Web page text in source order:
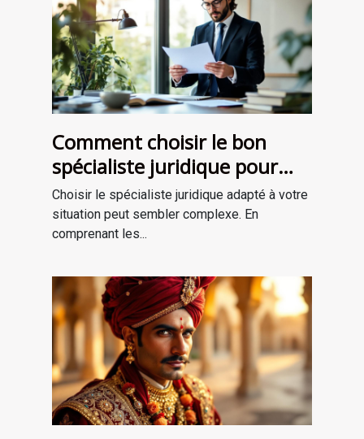
Comment choisir le bon
spécialiste juridique pour
vos besoins ?
Choisir le spécialiste juridique adapté à votre
situation peut sembler complexe. En
comprenant les...